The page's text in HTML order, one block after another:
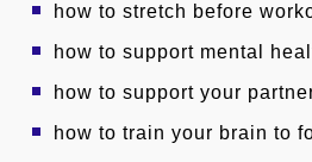
how to stretch before
how to support mental
how to support your
how to train your brain to